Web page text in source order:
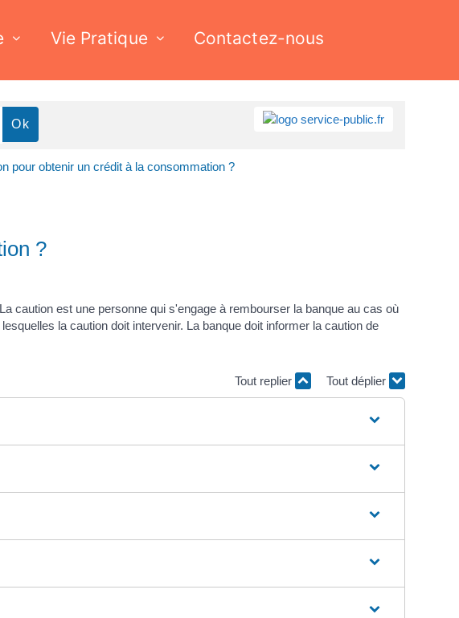
Vie Pratique Contactez-nous
pour obtenir un crédit à la consommation ?
?
caution est une personne qui s'engage à rembourser la banque au cas où
la caution doit intervenir. La banque doit informer la caution de
Tout replier Tout déplier